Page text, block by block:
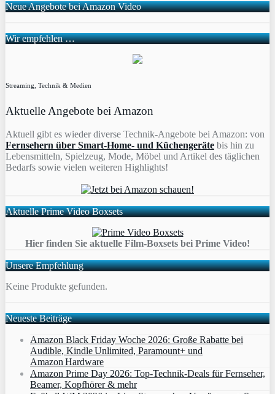
Neue Angebote bei Amazon Video
Wir empfehlen …
Streaming, Technik & Medien
Aktuelle Angebote bei Amazon
Aktuell gibt es wieder diverse Technik-Angebote bei Amazon: von
Fernsehern über Smart-Home- und Küchengeräte bis hin zu
Lebensmitteln, Spielzeug, Mode, Möbel und Artikel des täglichen
Bedarfs sowie vielen weiteren Highlights!
Aktuelle Prime Video Boxsets
Hier finden Sie aktuelle Film-Boxsets bei Prime Video!
Unsere Empfehlung
Keine Produkte gefunden.
Neueste Beiträge
Amazon Black Friday Woche 2026: Große Rabatte bei
Audible, Kindle Unlimited, Paramount+ und
Amazon Hardware
Amazon Prime Day 2026: Top-Technik-Deals für Fernseher,
Beamer, Kopfhörer & mehr